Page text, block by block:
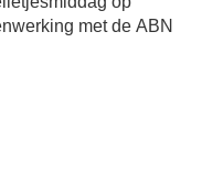
met de ABN